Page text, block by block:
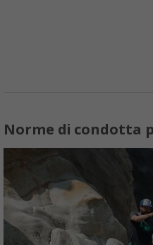
Norme di condotta